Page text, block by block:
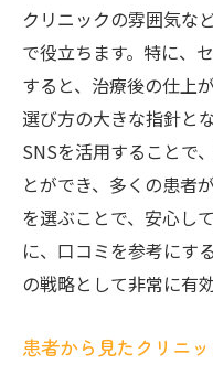
クリニックの雰囲気な
で役立ちます。特に、
すると、治療後の仕上
選び方の大きな指針と
SNSを活用することで
とができ、多くの患者
を選ぶことで、安心し
に、口コミを参考にす
の戦略として非常に有効
患者から見たクリニ